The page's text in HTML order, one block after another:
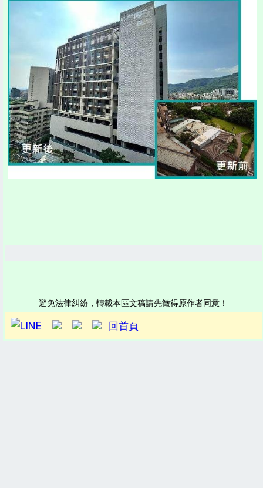
避免法律糾紛，轉載本區文稿請先徵得原作者同意！
回首頁